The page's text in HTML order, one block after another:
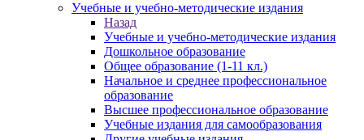
Учебные и учебно-методические издания
Назад
Учебные и учебно-методические издания
Дошкольное образование
Общее образование (1-11 кл.)
Начальное и среднее профессиональное
образование
Высшее профессиональное образование
Учебные издания для самообразования